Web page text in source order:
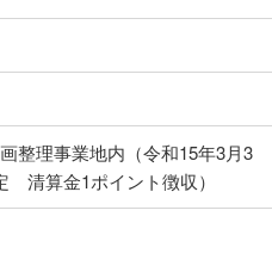
整理事業地内（令和15年3月3
清算金1ポイント徴収）